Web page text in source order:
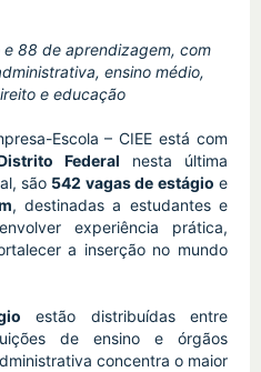
88 de aprendizagem, com
ensino médio,
e educação
Federal nesta última
são 542 vagas de estágio
, destinadas a estudantes e
experiência prática,
a inserção no mundo
estão distribuídas entre
de ensino e órgãos
concentra o maior